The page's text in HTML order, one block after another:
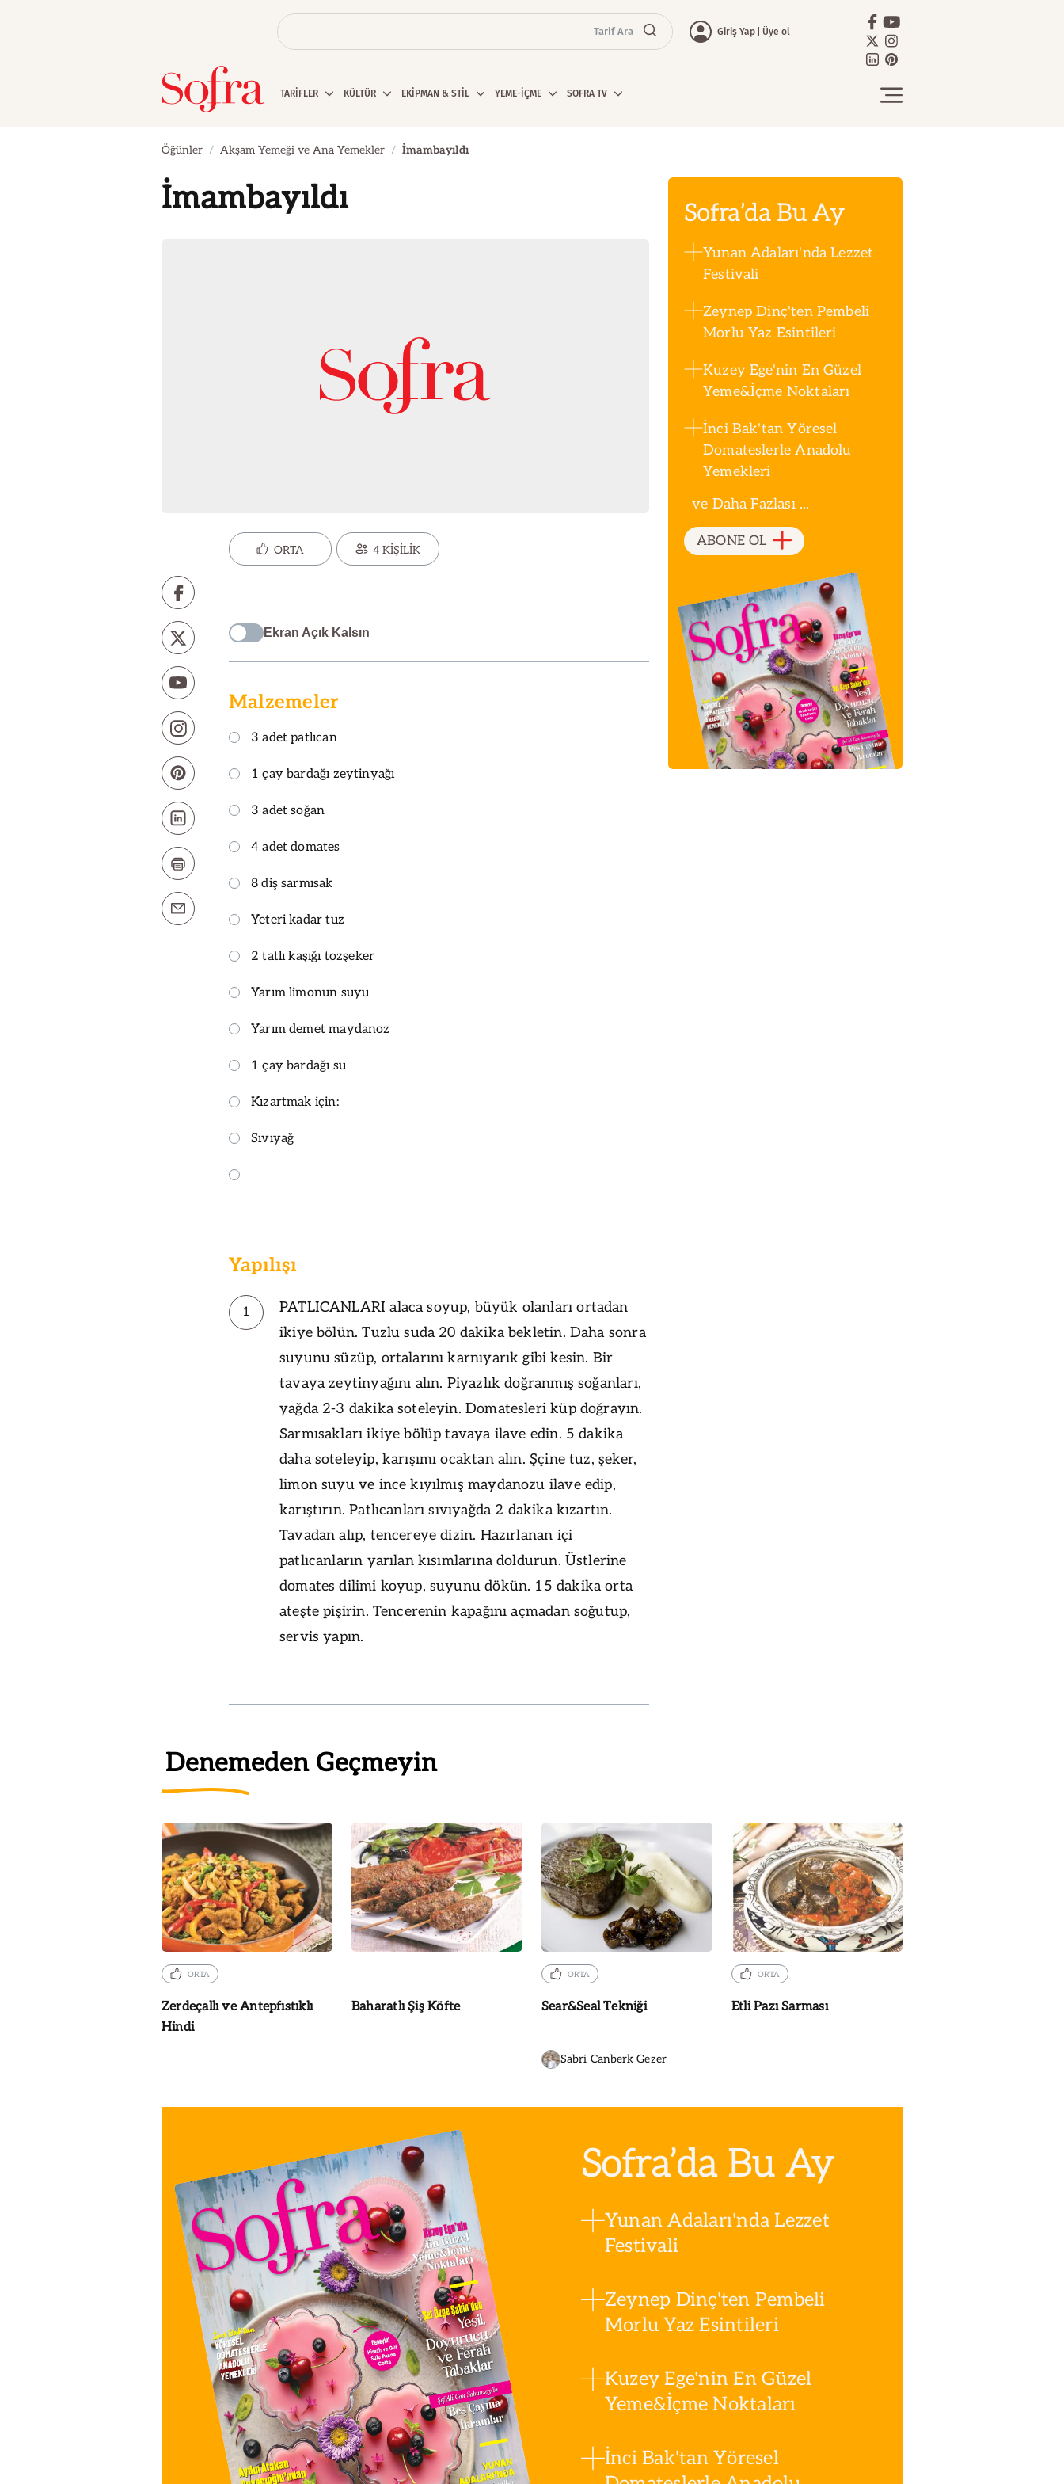
Tarif Ara Giriş Yap Üye ol
TARİFLER KÜLTÜR EKİPMAN & STİL YEME-İÇME SOFRA TV
Öğünler Akşam Yemeği ve Ana Yemekler İmambayıldı
İmambayıldı
ORTA 4 KİŞİLİK
Ekran Açık Kalsın
Malzemeler
3 adet patlıcan
1 çay bardağı zeytinyağı
3 adet soğan
4 adet domates
8 diş sarmısak
Yeteri kadar tuz
2 tatlı kaşığı tozşeker
Yarım limonun suyu
Yarım demet maydanoz
1 çay bardağı su
Kızartmak için:
Sıvıyağ
Yapılışı
1
PATLICANLARI alaca soyup, büyük olanları ortadan
ikiye bölün. Tuzlu suda 20 dakika bekletin. Daha sonra
suyunu süzüp, ortalarını karnıyarık gibi kesin. Bir
tavaya zeytinyağını alın. Piyazlık doğranmış soğanları,
yağda 2-3 dakika soteleyin. Domatesleri küp doğrayın.
Sarmısakları ikiye bölüp tavaya ilave edin. 5 dakika
daha soteleyip, karışımı ocaktan alın. Şçine tuz, şeker,
limon suyu ve ince kıyılmış maydanozu ilave edip,
karıştırın. Patlıcanları sıvıyağda 2 dakika kızartın.
Tavadan alıp, tencereye dizin. Hazırlanan içi
patlıcanların yarılan kısımlarına doldurun. Üstlerine
domates dilimi koyup, suyunu dökün. 15 dakika orta
ateşte pişirin. Tencerenin kapağını açmadan soğutup,
servis yapın.
Sofra’da Bu Ay
Yunan Adaları'nda Lezzet
Festivali
Zeynep Dinç'ten Pembeli
Morlu Yaz Esintileri
Kuzey Ege'nin En Güzel
Yeme&İçme Noktaları
İnci Bak'tan Yöresel
Domateslerle Anadolu
Yemekleri
ve Daha Fazlası ...
ABONE OL
Denemeden Geçmeyin
ORTA
Zerdeçallı ve Antepfıstıklı
Hindi
Baharatlı Şiş Köfte
ORTA
Sear&Seal Tekniği
Sabri Canberk Gezer
ORTA
Etli Pazı Sarması
Sofra’da Bu Ay
Yunan Adaları'nda Lezzet
Festivali
Zeynep Dinç'ten Pembeli
Morlu Yaz Esintileri
Kuzey Ege'nin En Güzel
Yeme&İçme Noktaları
İnci Bak'tan Yöresel